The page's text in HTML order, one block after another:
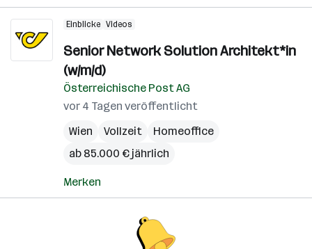
Einblicke Videos
Senior Network Solution Architekt*in
(w/m/d)
Österreichische Post AG
vor 4 Tagen veröffentlicht
Wien
Vollzeit
Homeoffice
ab 85.000 € jährlich
Merken